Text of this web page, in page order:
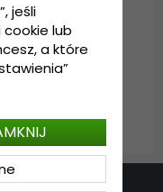
jeśli
cookie lub
a które